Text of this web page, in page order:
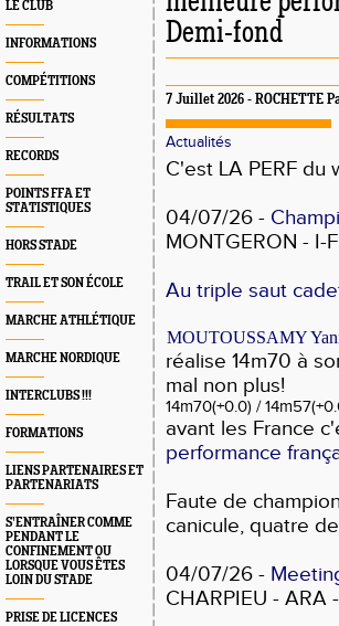
LE CLUB
INFORMATIONS
COMPÉTITIONS
RÉSULTATS
RECORDS
POINTS FFA ET
STATISTIQUES
HORS STADE
TRAIL ET SON ÉCOLE
MARCHE ATHLÉTIQUE
MARCHE NORDIQUE
INTERCLUBS !!!
FORMATIONS
LIENS PARTENAIRES ET
PARTENARIATS
S’ENTRAÎNER COMME
PENDANT LE
CONFINEMENT OU
LORSQUE VOUS ÊTES
LOIN DU STADE
PRISE DE LICENCES
Demi-fond
7 Juillet 2026 - ROCHETTE
Actualités
C'est LA PERF du
04/07/26 -
MONTGERON - I-
Au triple saut
MOUTOUSSAMY
réalise 14m70 à
mal non plus!
14m70(+0.0) /
avant les France
performance
Faute de
canicule, quatre
04/07/26 -
CHARPIEU - ARA